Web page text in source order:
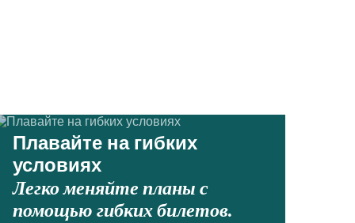
Плавайте на гибких
условиях
Легко меняйте планы с
помощью гибких билетов.